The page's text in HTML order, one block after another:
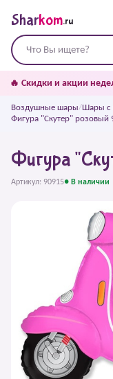
Sharkom.ru
🔥 Скидки и акции
Воздушные шары/Шары с
Фигура "Скутер" розовый
Фигура
Артикул: 90915● В наличии